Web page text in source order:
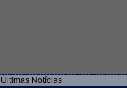
Últimas Notícias